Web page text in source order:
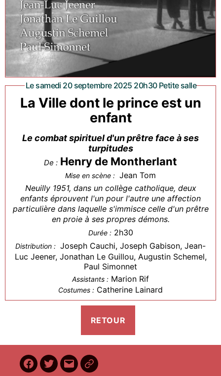
Le samedi 20 septembre 2025 20h30 Petite salle
La Ville dont le prince est un
enfant
Le combat spirituel d'un prêtre face à ses
turpitudes
De : Henry de Montherlant
Mise en scène : Jean Tom
Neuilly 1951, dans un collège catholique, deux
enfants éprouvent l'un pour l'autre une affection
particulière dans laquelle s'immisce celle d'un prêtre
en proie à ses propres démons.
Durée : 2h30
Distribution : Joseph Cauchi, Joseph Gabison, Jean-
Luc Jeener, Jonathan Le Guillou, Augustin Schemel,
Paul Simonnet
Assistants : Marion Rif
Costumes : Catherine Lainard
Facebook
Twitter
E- BilletReduc